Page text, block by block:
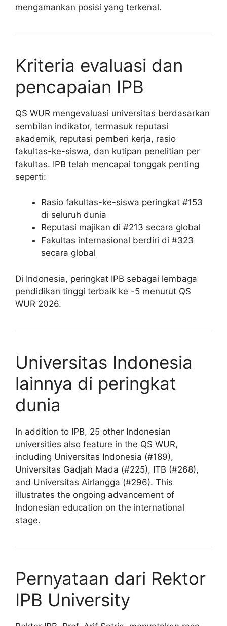
mengamankan posisi yang terkenal.
Kriteria evaluasi dan
pencapaian IPB
QS WUR mengevaluasi universitas berdasarkan
sembilan indikator, termasuk reputasi
akademik, reputasi pemberi kerja, rasio
fakultas-ke-siswa, dan kutipan penelitian per
fakultas. IPB telah mencapai tonggak penting
seperti:
Rasio fakultas-ke-siswa peringkat #153
di seluruh dunia
Reputasi majikan di #213 secara global
Fakultas internasional berdiri di #323
secara global
Di Indonesia, peringkat IPB sebagai lembaga
pendidikan tinggi terbaik ke -5 menurut QS
WUR 2026.
Universitas Indonesia
lainnya di peringkat
dunia
In addition to IPB, 25 other Indonesian
universities also feature in the QS WUR,
including Universitas Indonesia (#189),
Universitas Gadjah Mada (#225), ITB (#268),
and Universitas Airlangga (#296). This
illustrates the ongoing advancement of
Indonesian education on the international
stage.
Pernyataan dari Rektor
IPB University